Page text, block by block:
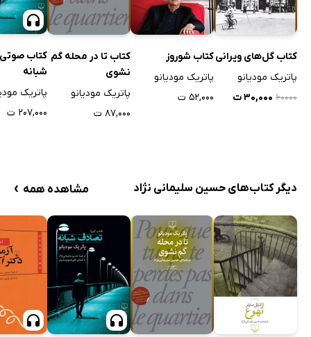
کتاب گل‌های ویرانی
پاتریک مودیانو
۶۰۰۰۰ ۳۰,۰۰۰ ت
کتاب شوروز
پاتریک مودیانو
۵۲,۰۰۰ ت
کتاب تا در محله گم
نشوی
پاتریک مودیانو
۸۷,۰۰۰ ت
کتاب
شبانه
پاتریک
۲۰۷,۰۰۰ ت
دیگر کتاب‌های حسین سلیمانی نژاد مشاهده همه ›